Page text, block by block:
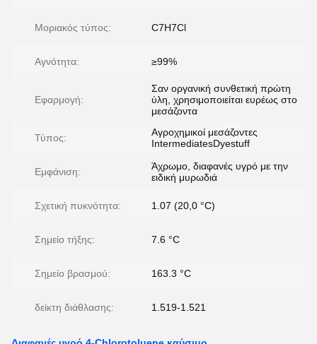
Μοριακός τύπος: C7H7Cl
Αγνότητα: ≥99%
Εφαρμογή:
Σαν οργανική συνθετική πρώτη
ύλη, χρησιμοποιείται ευρέως στο
μεσάζοντα
Τύπος:
Αγροχημικοί μεσάζοντες
IntermediatesDyestuff
Εμφάνιση:
Άχρωμο, διαφανές υγρό με την
ειδική μυρωδιά
Σχετική πυκνότητα: 1.07 (20,0 °C)
Σημείο τήξης: 7.6 °C
Σημείο βρασμού: 163.3 °C
δείκτη διάθλασης: 1.519-1.521